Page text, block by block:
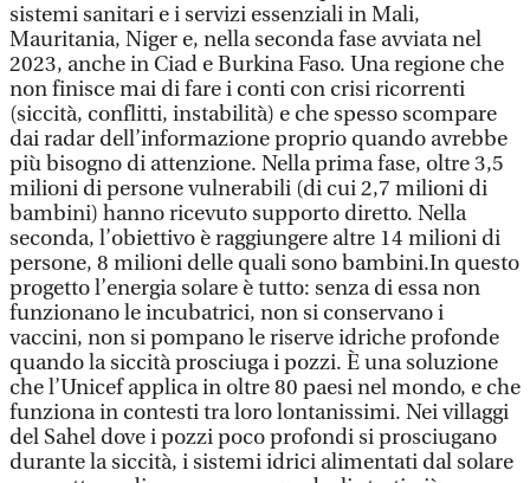
sistemi sanitari e i servizi essenziali in Mali,
Mauritania, Niger e, nella seconda fase avviata nel
2023, anche in Ciad e Burkina Faso. Una regione che
non finisce mai di fare i conti con crisi ricorrenti
(siccità, conflitti, instabilità) e che spesso scompare
dai radar dell’informazione proprio quando avrebbe
più bisogno di attenzione. Nella prima fase, oltre 3,5
milioni di persone vulnerabili (di cui 2,7 milioni di
bambini) hanno ricevuto supporto diretto. Nella
seconda, l’obiettivo è raggiungere altre 14 milioni di
persone, 8 milioni delle quali sono bambini.In questo
progetto l’energia solare è tutto: senza di essa non
funzionano le incubatrici, non si conservano i
vaccini, non si pompano le riserve idriche profonde
quando la siccità prosciuga i pozzi. È una soluzione
che l’Unicef applica in oltre 80 paesi nel mondo, e che
funziona in contesti tra loro lontanissimi. Nei villaggi
del Sahel dove i pozzi poco profondi si prosciugano
durante la siccità, i sistemi idrici alimentati dal solare